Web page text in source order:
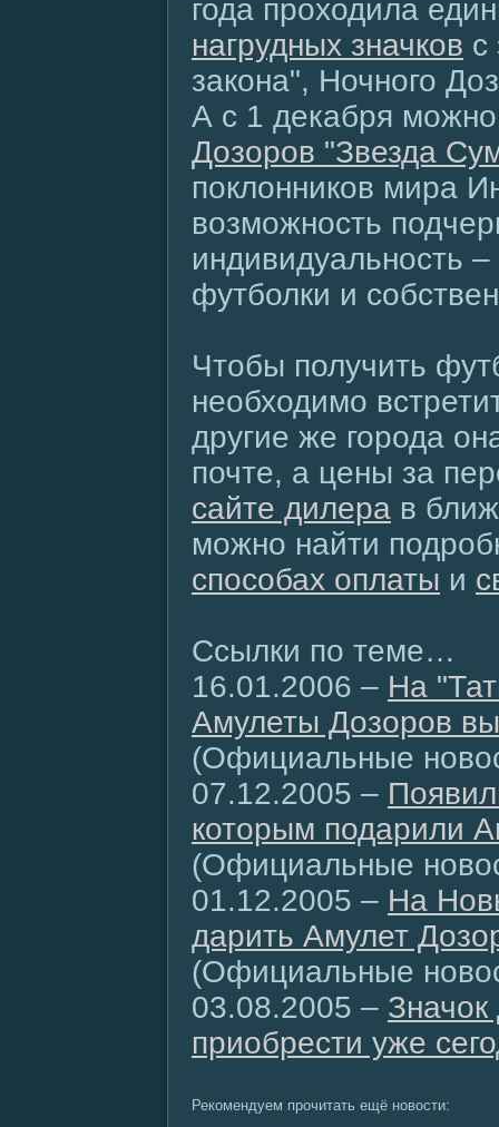
года проходила
нагрудных значков с
закона", Ночного
А с 1 декабря
Дозоров "Звезда
поклонников мира
возможность
индивидуальность
футболки и
Чтобы получить
необходимо
другие же города
почте, а цены за
сайте дилера в
можно найти
способах оплаты и
Ссылки по теме…
16.01.2006 – На
Амулеты Дозоров
(Официальные
07.12.2005 –
которым подарили
(Официальные
01.12.2005 – На
дарить Амулет
(Официальные
03.08.2005 –
приобрести уже
Рекомендуем прочитать ещё новости: